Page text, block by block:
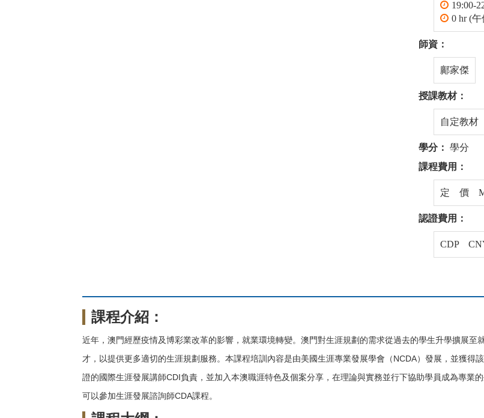
19:00-
0 hr (
師資：
鄺家傑
授課教材：
自定教材
學分： 學分
課程費用：
定 價
認證費用：
CDP
課程介紹：
近年，澳門經歷疫情及博彩業改革的影響，就業環境轉變。澳門對生涯規劃的需求從過去的學生升學擴展至
才，以提供更多適切的生涯規劃服務。本課程培訓內容是由美國生涯專業發展學會（NCDA）發展，並獲得
證的國際生涯發展講師CDI負責，並加入本澳職涯特色及個案分享，在理論與實務並行下協助學員成為專業
可以參加生涯發展諮詢師CDA課程。